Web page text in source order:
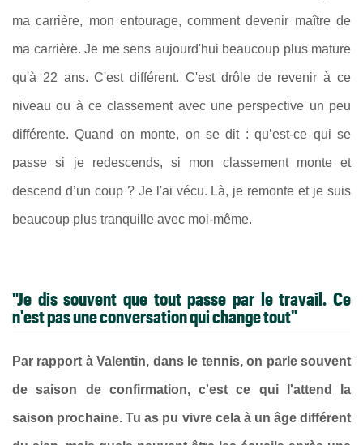
ma carrière, mon entourage, comment devenir maître de
ma carrière. Je me sens aujourd'hui beaucoup plus mature
qu'à 22 ans. C'est différent. C'est drôle de revenir à ce
niveau ou à ce classement avec une perspective un peu
différente. Quand on monte, on se dit : qu’est-ce qui se
passe si je redescends, si mon classement monte et
descend d’un coup ? Je l'ai vécu. Là, je remonte et je suis
beaucoup plus tranquille avec moi-même.
"Je dis souvent que tout passe par le travail. Ce
n'est pas une conversation qui change tout"
Par rapport à Valentin, dans le tennis, on parle souvent
de saison de confirmation, c'est ce qui l'attend la
saison prochaine. Tu as pu vivre cela à un âge différent